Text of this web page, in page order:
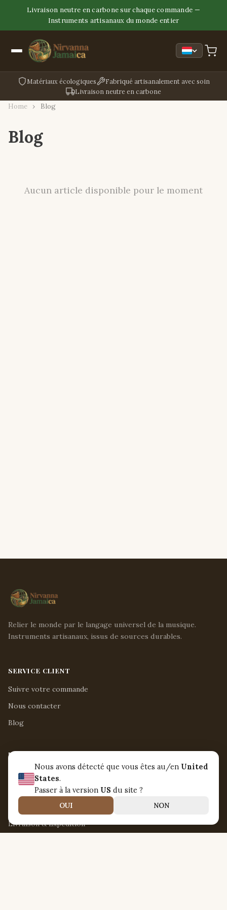
Livraison neutre en carbone sur chaque commande —
Instruments artisanaux du monde entier
Nous avons détecté que vous êtes au/en United
States.
Passer à la version US du site ?
OUI
NON
Matériaux écologiques
Fabriqué artisanalement avec soin
Livraison neutre en carbone
Home › Blog
Blog
Aucun article disponible pour le moment
Relier le monde par le langage universel de la musique.
Instruments artisanaux, issus de sources durables.
SERVICE CLIENT
Suivre votre commande
Nous contacter
Blog
MENTIONS LÉGALES
Mentions légales
Conditions d'utilisation
Politique de retour et de remboursement
Livraison & Expédition